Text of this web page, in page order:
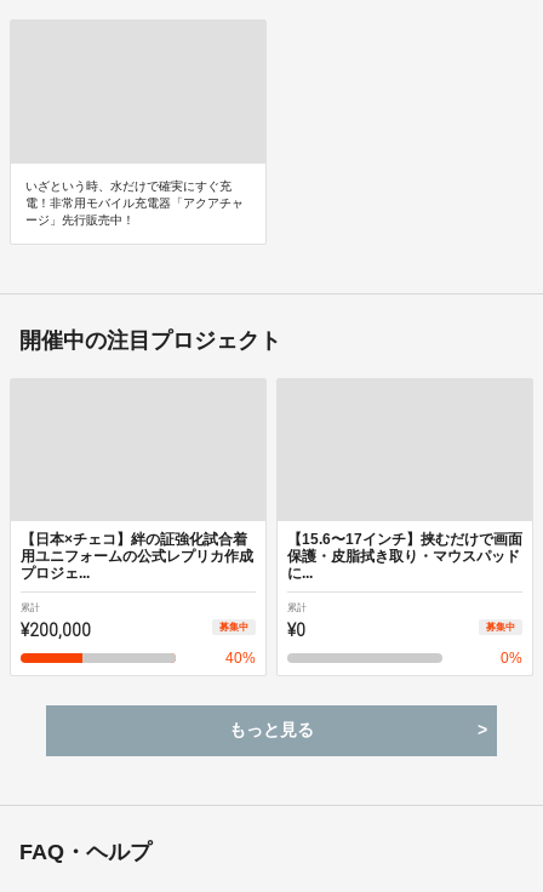
いざという時、水だけで確実にすぐ充
電！非常用モバイル充電器「アクアチャ
ージ」先行販売中！
開催中の注目プロジェクト
【日本×チェコ】絆の証強化試合着
用ユニフォームの公式レプリカ作成
プロジェ...
累計
¥200,000 募集中
40%
【15.6〜17インチ】挟むだけで画面
保護・皮脂拭き取り・マウスパッド
に...
累計
¥0 募集中
0%
もっと見る
FAQ・ヘルプ